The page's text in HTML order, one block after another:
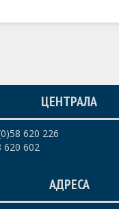
ЦЕНТРАЛА
620 226
620 602
АДРЕСА